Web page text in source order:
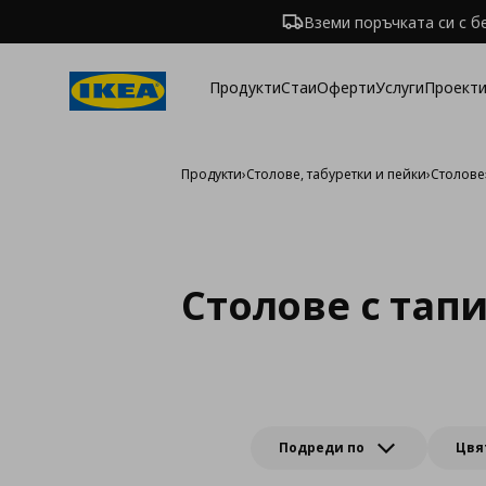
Вземи поръчката си с
ПродуктиСтаиОфертиУслуги
Продукти›Столове, табуретки и пейки›Столове
Столове с
Подреди по